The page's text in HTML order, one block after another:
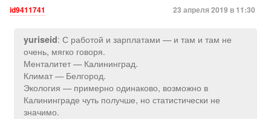
id9411741 23 апреля 2019 в 11:30
yuriseid: С работой и зарплатами — и там и там не
очень, мягко говоря.
Менталитет — Калининград.
Климат — Белгород.
Экология — примерно одинаково, возможно в
Калининграде чуть получше, но статистически не
значимо.